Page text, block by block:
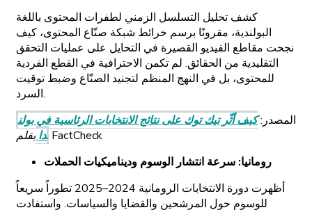
كشف تحليل التسلسل الزمني لطفرات المحتوى باللغة
البولندية، مقرونًا برسم خرائط شبكة صنّاع المحتوى، كيف
نجحت مقاطع الفيديو القصيرة في التحايل على عمليات التحقق
التقليدية من الحقائق. لم تكمن الاحترافية في القطع الفردية
للمحتوى، بل في النهج المنظم لتجنيد الصنّاع وضبط توقيت
السرد.
المصدر:كيف أثّر تيك توك على نتائج الانتخابات الرئاسية في بولن
دا بقلم FactCheck
رومانيا: سرعة انتشار الوسوم وديناميكيات الحملات
أظهرت دورة الانتخابات الرومانية 2024–2025 تطوراً سريعاً
للوسوم حول المرشحين والقضايا والسياسات. واستفادت